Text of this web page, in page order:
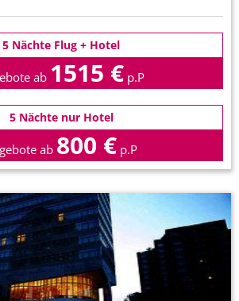
5 Nächte Flug + Hotel
ab 1515 € p.P
5 Nächte nur Hotel
ab 800 € p.P